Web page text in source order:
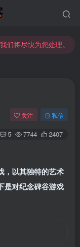
们将尽快为您处理。
取保姆级安装教程
们将尽快为您处理。
关注 私信
5 7744 2407
，以其独特的艺术
是对纪念碑谷游戏